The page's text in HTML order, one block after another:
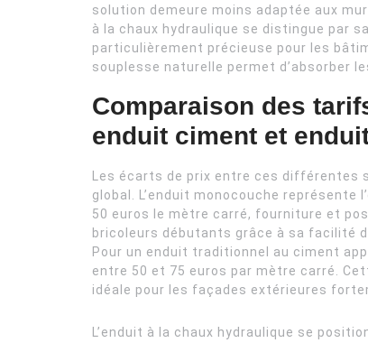
solution demeure moins adaptée aux
à la chaux hydraulique se distingue par
particulièrement précieuse pour les
souplesse naturelle permet d’absorber
Comparaison des
enduit ciment et
Les écarts de prix entre ces
global. L’enduit monocouche
50 euros le mètre carré, fourniture et
bricoleurs débutants grâce à sa facilité
Pour un enduit traditionnel au ciment
entre 50 et 75 euros par mètre carré.
idéale pour les façades extérieures
L’enduit à la chaux hydraulique se